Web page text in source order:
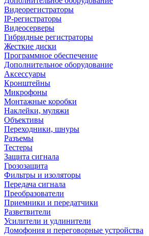
Видеорегистраторы
IP-регистраторы
Видеосерверы
Гибридные регистраторы
Жесткие диски
Программное обеспечение
Дополнительное оборудование
Аксессуары
Кронштейны
Микрофоны
Монтажные коробки
Наклейки, муляжи
Объективы
Переходники, шнуры
Разъемы
Тестеры
Защита сигнала
Грозозащита
Фильтры и изоляторы
Передача сигнала
Преобразователи
Приемники и передатчики
Разветвители
Усилители и удлинители
Домофония и переговорные устройства